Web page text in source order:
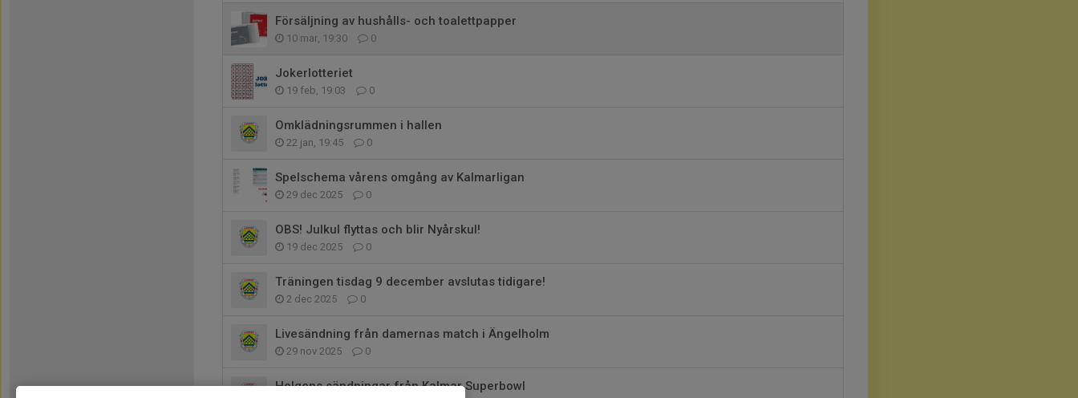
Försäljning av hushålls- och toalettpapper
10 mar, 19:30 0
Jokerlotteriet
19 feb, 19:03 0
Omklädningsrummen i hallen
22 jan, 19:45 0
Spelschema vårens omgång av Kalmarligan
29 dec 2025 0
OBS! Julkul flyttas och blir Nyårskul!
19 dec 2025 0
Träningen tisdag 9 december avslutas tidigare!
2 dec 2025 0
Livesändning från damernas match i Ängelholm
29 nov 2025 0
Helgens sändningar från Kalmar Superbowl